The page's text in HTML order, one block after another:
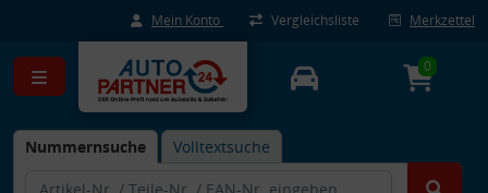
Mein Konto Vergleichsliste Merkzettel
Nummernsuche Volltextsuche
0